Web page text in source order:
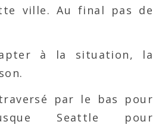
ville. Au final pas de
à la situation, la
par le bas pour
Seattle pour